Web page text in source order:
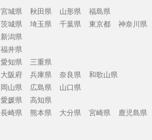
宮城県 秋田県 山形県
福島県
茨城県 埼玉県 千葉県 東京都
神奈川県
新潟県
福井県
愛知県
三重県
大阪府 兵庫県 奈良県
和歌山県
岡山県 広島県
山口県
愛媛県
高知県
長崎県 熊本県 大分県 宮崎県
鹿児島県